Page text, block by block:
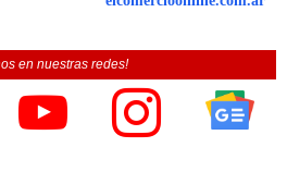
en nuestras redes!